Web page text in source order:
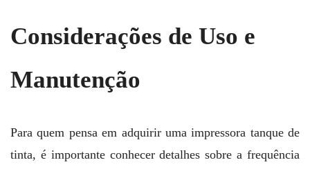
Considerações de Uso e
Manutenção
Para quem pensa em adquirir uma impressora tanque de
tinta, é importante conhecer detalhes sobre a frequência